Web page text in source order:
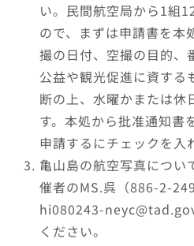
い。民間航空局から1組
ので、まずは申請書を本
撮の日付、空撮の目的、
公益や観光促進に資する
断の上、水曜かまたは休
す。本処から批准通知書
申請するにチェックを入
亀山島の航空写真につい
催者のMS.呉（886-2-
hi080243-
ください。